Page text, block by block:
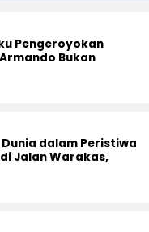
Pengeroyokan
Bukan
dalam Peristiwa
Jalan Warakas,